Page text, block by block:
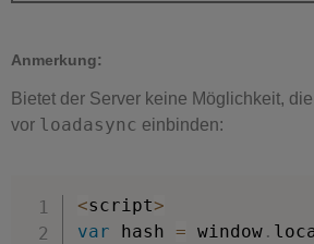
Anmerkung:
Bietet der Server keine Möglichkeit,
vor loadasync einbinden:
<script>
var hash = window.